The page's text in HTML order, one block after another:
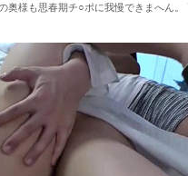
奥様も思春期チ○ポに我慢できまへん。